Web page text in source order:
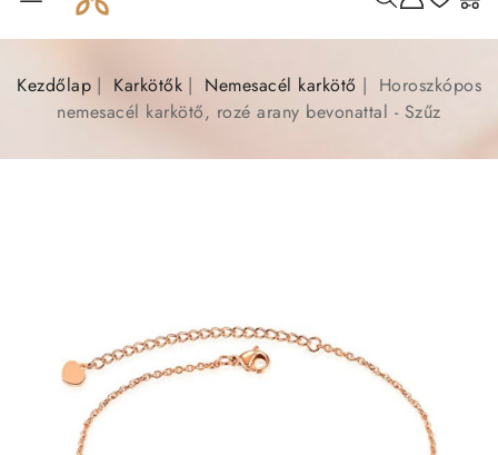
Kezdőlap Karkötők Nemesacél karkötő
Horoszkópos
nemesacél karkötő, rozé arany bevonattal - Szűz